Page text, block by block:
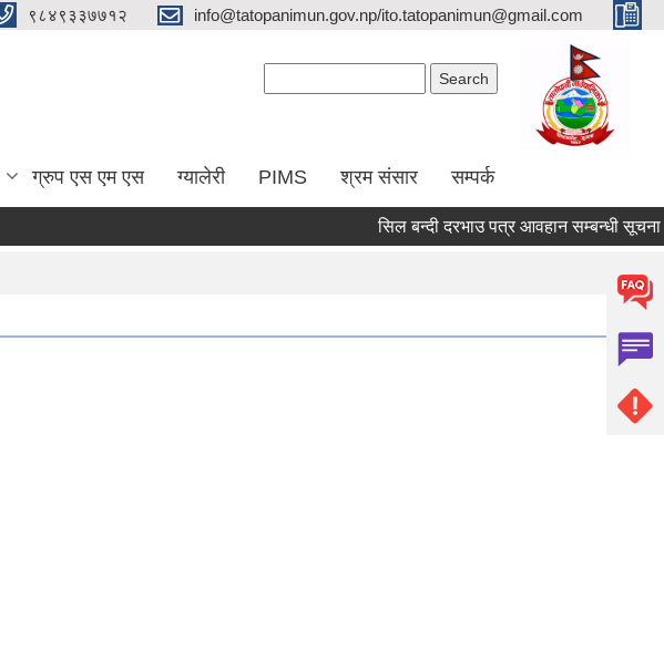
९८४९३३७७१२ info@tatopanimun.gov.np/ito.tatopanimun@gmail.com
ग्रुप एस एम एस ग्यालेरी PIMS श्रम संसार सम्पर्क
सिल बन्दी दरभाउ पत्र आवहान सम्बन्धी सूचना !!!